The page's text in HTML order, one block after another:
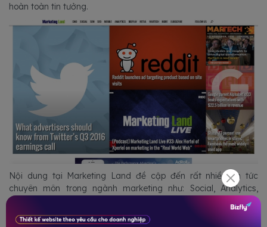
hoàn toàn tin tưởng.
Nội dung tại Marketing Land đề cập đến rất nhiều tin tức
chuyên môn trong ngành marketing như: Social, Analytics,
Content, Video, Event, Retail, CMO, SEO, SEM,.... Tất cả được
trình bày trên một giao diện số hóa thông minh và hiện đại.